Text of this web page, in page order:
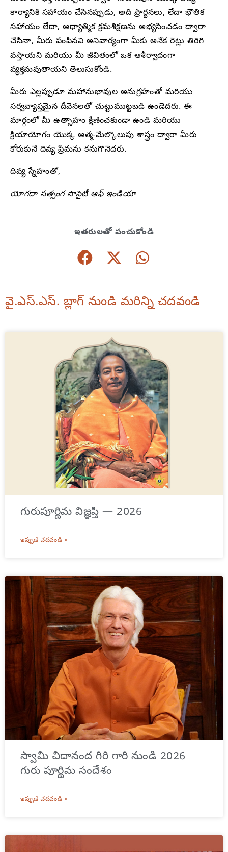
కార్యానికి సహాయం చేసినప్పుడు, అది ప్రార్థనలు, లేదా భౌతిక
సహాయం లేదా, ఆధ్యాత్మిక క్రమశిక్షణను అభ్యసించడం ద్వారా
చేసినా, మీరు పంపినవి అనివార్యంగా మీకు అనేక రెట్లు తిరిగి
వస్తాయని మరియు మీ జీవితంలో ఒక ఆశీర్వాదంగా
వ్యక్తమవుతాయని తెలుసుకోండి.
మీరు ఎల్లప్పుడూ మహానుభావుల అనుగ్రహంతో మరియు
సర్వవ్యాప్తమైన దీవెనలతో చుట్టుముట్టబడి ఉండెదరు. ఈ
మార్గంలో మీ ఉత్సాహం క్షీణించకుండా ఉండి మరియు
క్రియాయోగం యొక్క ఆత్మ-మేల్కొలుపు శాస్త్రం ద్వారా మీరు
కోరుకునే దివ్య ప్రేమను కనుగొనెదరు.
దివ్య స్నేహంతో,
యోగదా సత్సంగ సొసైటీ ఆఫ్ ఇండియా
ఇతరులతో పంచుకోండి
వై.ఎస్.ఎస్. బ్లాగ్ నుండి మరిన్ని చదవండి
గురుపూర్ణిమ విజ్ఞప్తి — 2026
ఇప్పుడే చదవండి »
స్వామి చిదానంద గిరి గారి నుండి 2026
గురు పూర్ణిమ సందేశం
ఇప్పుడే చదవండి »